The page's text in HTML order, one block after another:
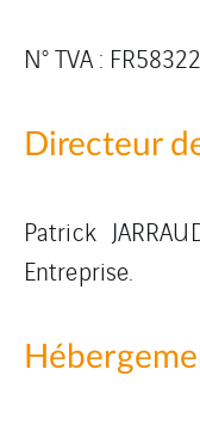
N° TVA :
Directeur
Patrick
Entreprise.